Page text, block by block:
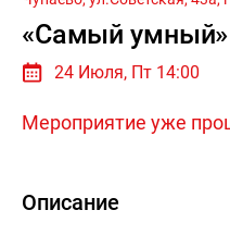
«Самый умный»
24 Июля, Пт 14:00
Мероприятие уже
Описание